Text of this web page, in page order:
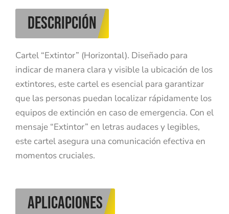
DESCRIPCIÓN
Cartel “Extintor” (Horizontal). Diseñado para
indicar de manera clara y visible la ubicación de los
extintores, este cartel es esencial para garantizar
que las personas puedan localizar rápidamente los
equipos de extinción en caso de emergencia. Con el
mensaje “Extintor” en letras audaces y legibles,
este cartel asegura una comunicación efectiva en
momentos cruciales.
aplicaciones